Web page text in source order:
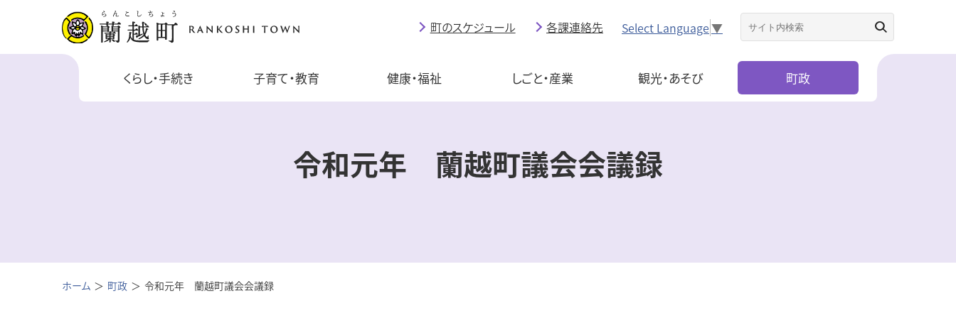
くらし・手続き 子育て・教育 健康・福祉 しごと・産業 観光・あそび 町政
町のスケジュール 各課連絡先 Select Language▼
令和元年 蘭越町議会会議録
ホーム 町政 令和元年 蘭越町議会会議録